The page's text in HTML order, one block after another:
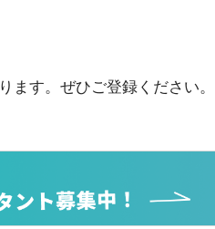
ます。ぜひご登録ください。